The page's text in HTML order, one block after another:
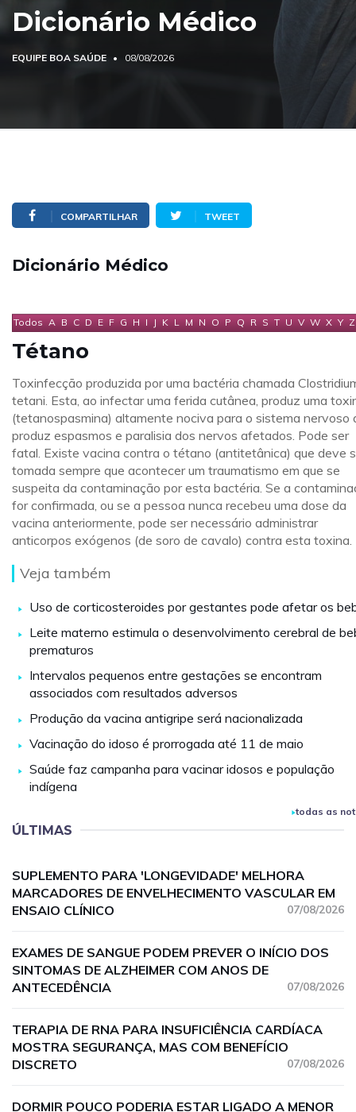
Dicionário Médico
EQUIPE BOA SAÚDE 08/08/2026
COMPARTILHAR TWEET
Dicionário Médico
Todos A B C D E F G H I J K L M N O P Q R S T U V W X Y Z
Tétano
Toxinfecção produzida por uma bactéria chamada
tetani. Esta, ao infectar uma ferida cutânea, produz uma
(tetanospasmina) altamente nociva para o sistema nervoso
produz espasmos e paralisia dos nervos afetados. Pode ser
fatal. Existe vacina contra o tétano (antitetânica) que deve
tomada sempre que acontecer um traumatismo em que se
suspeita da contaminação por esta bactéria. Se a
for confirmada, ou se a pessoa nunca recebeu uma dose da
vacina anteriormente, pode ser necessário administrar
anticorpos exógenos (de soro de cavalo) contra esta toxina.
Veja também
Uso de corticosteroides por gestantes pode afetar os
Leite materno estimula o desenvolvimento cerebral de
prematuros
Intervalos pequenos entre gestações se encontram
associados com resultados adversos
Produção da vacina antigripe será nacionalizada
Vacinação do idoso é prorrogada até 11 de maio
Saúde faz campanha para vacinar idosos e população
indígena
todas as
ÚLTIMAS
SUPLEMENTO PARA 'LONGEVIDADE' MELHORA
MARCADORES DE ENVELHECIMENTO VASCULAR EM
ENSAIO CLÍNICO
07/08/2026
EXAMES DE SANGUE PODEM PREVER O INÍCIO DOS
SINTOMAS DE ALZHEIMER COM ANOS DE
ANTECEDÊNCIA
07/08/2026
TERAPIA DE RNA PARA INSUFICIÊNCIA CARDÍACA
MOSTRA SEGURANÇA, MAS COM BENEFÍCIO
DISCRETO
07/08/2026
DORMIR POUCO PODERIA ESTAR LIGADO A MENOR